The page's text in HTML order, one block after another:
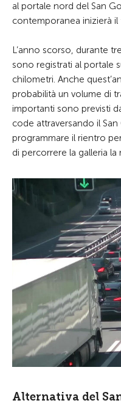
al portale nord del San
contemporanea inizierà
L’anno scorso, durante
sono registrati al portale
chilometri. Anche
probabilità un volume di
importanti sono previsti
code attraversando il
programmare il rientro
di percorrere la galleria
Alternativa del